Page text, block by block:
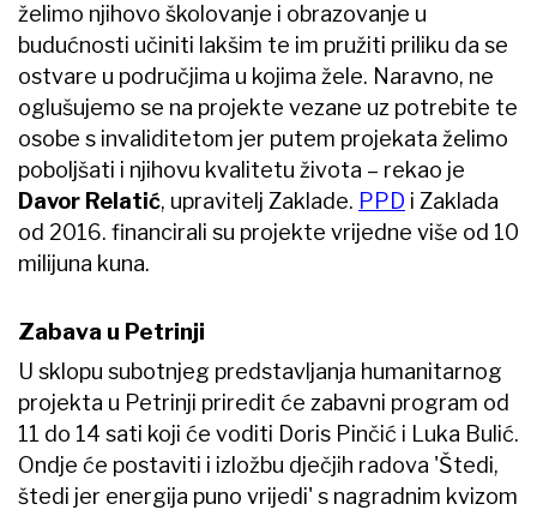
želimo njihovo školovanje i obrazovanje u
budućnosti učiniti lakšim te im pružiti priliku da se
ostvare u područjima u kojima žele. Naravno, ne
oglušujemo se na projekte vezane uz potrebite te
osobe s invaliditetom jer putem projekata želimo
poboljšati i njihovu kvalitetu života – rekao je
Davor Relatić, upravitelj Zaklade. PPD i Zaklada
od 2016. financirali su projekte vrijedne više od 10
milijuna kuna.
Zabava u Petrinji
U sklopu subotnjeg predstavljanja humanitarnog
projekta u Petrinji priredit će zabavni program od
11 do 14 sati koji će voditi Doris Pinčić i Luka Bulić.
Ondje će postaviti i izložbu dječjih radova 'Štedi,
štedi jer energija puno vrijedi' s nagradnim kvizom